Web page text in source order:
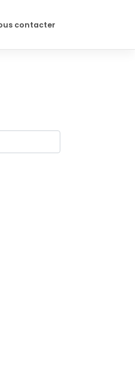
contacter